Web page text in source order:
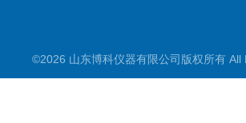
©2026 山东博科仪器有限公司版权所有